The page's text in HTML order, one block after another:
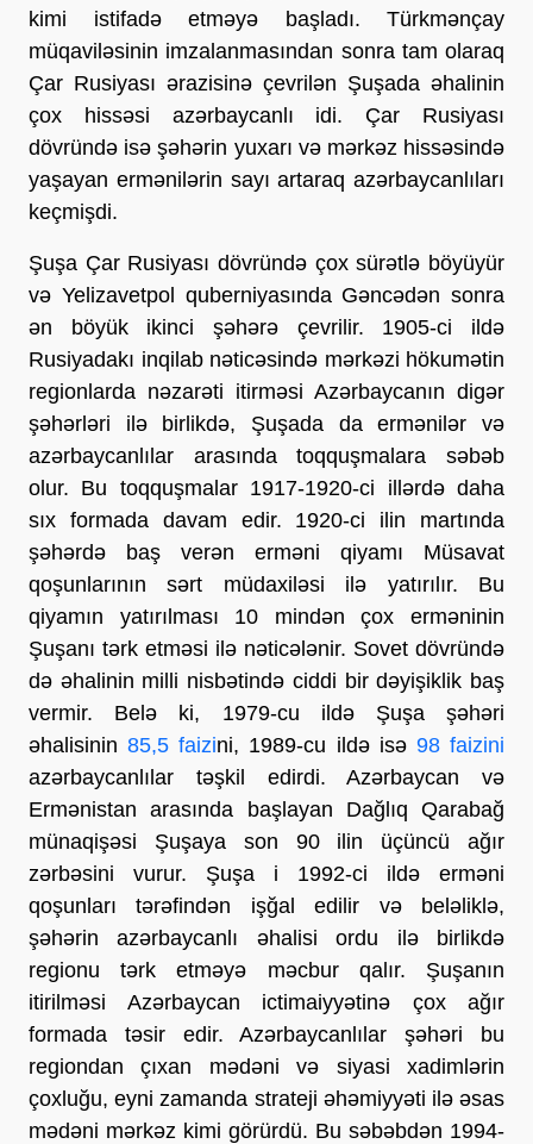
kimi istifadə etməyə başladı. Türkmənçay
müqaviləsinin imzalanmasından sonra tam olaraq
Çar Rusiyası ərazisinə çevrilən Şuşada əhalinin
çox hissəsi azərbaycanlı idi. Çar Rusiyası
dövründə isə şəhərin yuxarı və mərkəz hissəsində
yaşayan ermənilərin sayı artaraq azərbaycanlıları
keçmişdi.
Şuşa Çar Rusiyası dövründə çox sürətlə böyüyür
və Yelizavetpol quberniyasında Gəncədən sonra
ən böyük ikinci şəhərə çevrilir. 1905-ci ildə
Rusiyadakı inqilab nəticəsində mərkəzi hökumətin
regionlarda nəzarəti itirməsi Azərbaycanın digər
şəhərləri ilə birlikdə, Şuşada da ermənilər və
azərbaycanlılar arasında toqquşmalara səbəb
olur. Bu toqquşmalar 1917-1920-ci illərdə daha
sıx formada davam edir. 1920-ci ilin martında
şəhərdə baş verən erməni qiyamı Müsavat
qoşunlarının sərt müdaxiləsi ilə yatırılır. Bu
qiyamın yatırılması 10 mindən çox erməninin
Şuşanı tərk etməsi ilə nəticələnir. Sovet dövründə
də əhalinin milli nisbətində ciddi bir dəyişiklik baş
vermir. Belə ki, 1979-cu ildə Şuşa şəhəri
əhalisinin 85,5 faizini, 1989-cu ildə isə98 faizini
azərbaycanlılar təşkil edirdi. Azərbaycan və
Ermənistan arasında başlayan Dağlıq Qarabağ
münaqişəsi Şuşaya son 90 ilin üçüncü ağır
zərbəsini vurur. Şuşa i 1992-ci ildə erməni
qoşunları tərəfindən işğal edilir və beləliklə,
şəhərin azərbaycanlı əhalisi ordu ilə birlikdə
regionu tərk etməyə məcbur qalır. Şuşanın
itirilməsi Azərbaycan ictimaiyyətinə çox ağır
formada təsir edir. Azərbaycanlılar şəhəri bu
regiondan çıxan mədəni və siyasi xadimlərin
çoxluğu, eyni zamanda strateji əhəmiyyəti ilə əsas
mədəni mərkəz kimi görürdü. Bu səbəbdən 1994-